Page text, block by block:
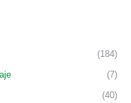
(184)
(7)
(40)